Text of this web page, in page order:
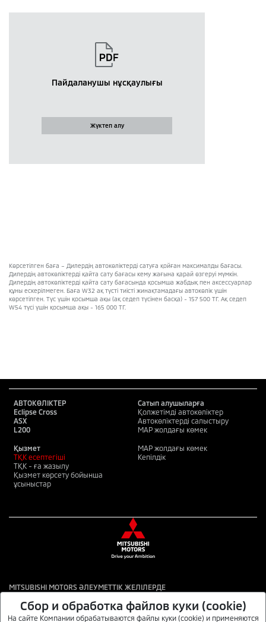
Пайдаланушы нұсқаулығы
Жүктеп алу
Көрсетілген баға – Дилердің автокөліктерді сатуға қойған максималды бағасы.
Дилердің автокөліктерді қайта сату бағасы кему жағына қарай өзгеруі мүмкін.
Дилердің автокөліктерді қайта сату бағасында қосымша жабдық пен аксессуарлар
құны ескерілмеген. Баға W32 ақ түсті тиісті жинақтамадағы автокөлік үшін
көрсетілген. Түс үшін қосымша ақы (ақ седеп түсінен басқа) - 157 500 ТГ. Ақ седеп
W54 түсі үшін қосымша ақы - 165 000 ТГ.
АВТОКӨЛІКТЕР
Eclipse Cross
ASX
L200
Сатып алушыларға
Қолжетімді автокөліктер
Автокөліктерді салыстыру
MAP жолдағы көмек
Қызмет
ТҚК есептегіші
ТҚК - ға жазылу
Қызмет көрсету бойынша
ұсыныстар
MAP жолдағы көмек
Кепілдік
MITSUBISHI MOTORS ӘЛЕУМЕТТІК ЖЕЛІЛЕРДЕ
Сбор и обработка файлов куки (cookie)
На сайте Компании обрабатываются файлы куки (cookie) и применяются